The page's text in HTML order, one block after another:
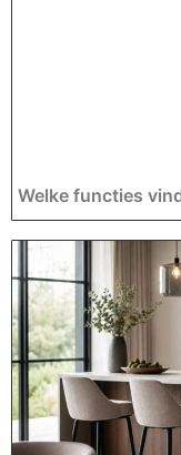
Welke functies